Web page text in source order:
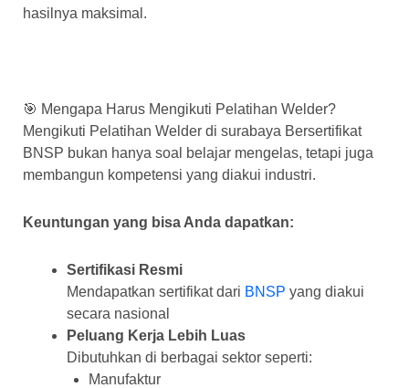
hasilnya maksimal.
🎯 Mengapa Harus Mengikuti Pelatihan Welder?
Mengikuti Pelatihan Welder di surabaya Bersertifikat
BNSP bukan hanya soal belajar mengelas, tetapi juga
membangun kompetensi yang diakui industri.
Keuntungan yang bisa Anda dapatkan:
Sertifikasi Resmi
Mendapatkan sertifikat dari BNSP yang diakui
secara nasional
Peluang Kerja Lebih Luas
Dibutuhkan di berbagai sektor seperti:
Manufaktur